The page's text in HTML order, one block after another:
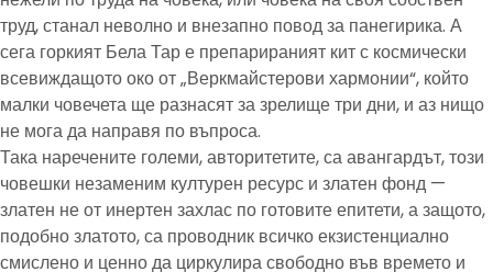
труд, станал неволно и внезапно повод за панегирика. А
сега горкият Бела Тар е препарираният кит с космически
всевиждащото око от „Веркмайстерови хармонии“, който
малки човечета ще разнасят за зрелище три дни, и аз нищо
не мога да направя по въпроса.
Така наречените големи, авторитетите, са авангардът, този
човешки незаменим културен ресурс и златен фонд —
златен не от инертен захлас по готовите епитети, а защото,
подобно златото, са проводник всичко екзистенциално
смислено и ценно да циркулира свободно във времето и